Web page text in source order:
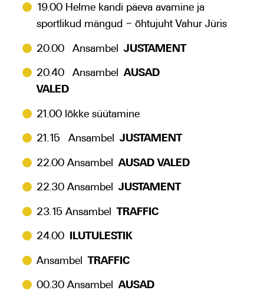
19.00 Helme kandi päeva avamine ja
sportlikud mängud – õhtujuht Vahur Jüris
20.00 AnsambelJUSTAMENT
20.40 AnsambelAUSAD
VALED
21.00 lõkke süütamine
21.15 AnsambelJUSTAMENT
22.00 AnsambelAUSAD VALED
22.30 AnsambelJUSTAMENT
23.15 AnsambelTRAFFIC
24.00 ILUTULESTIK
AnsambelTRAFFIC
00.30 AnsambelAUSAD